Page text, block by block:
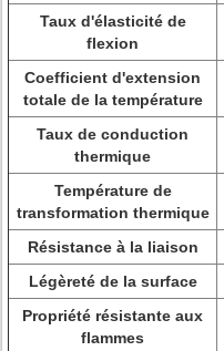
Taux d'élasticité de
flexion
Coefficient d'extension
totale de la température
Taux de conduction
thermique
Température de
transformation thermique
Résistance à la liaison
Légèreté de la surface
Propriété résistante aux
flammes